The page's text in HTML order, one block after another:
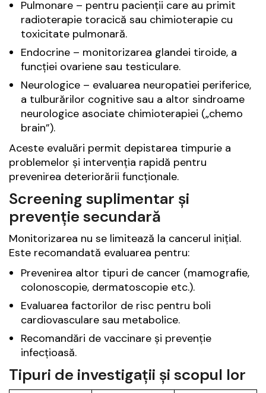
Pulmonare – pentru pacienții care au primit
radioterapie toracică sau chimioterapie cu
toxicitate pulmonară.
Endocrine – monitorizarea glandei tiroide, a
funcției ovariene sau testiculare.
Neurologice – evaluarea neuropatiei periferice,
a tulburărilor cognitive sau a altor sindroame
neurologice asociate chimioterapiei („chemo
brain”).
Aceste evaluări permit depistarea timpurie a
problemelor și intervenția rapidă pentru
prevenirea deteriorării funcționale.
Screening suplimentar și
prevenție secundară
Monitorizarea nu se limitează la cancerul inițial.
Este recomandată evaluarea pentru:
Prevenirea altor tipuri de cancer (mamografie,
colonoscopie, dermatoscopie etc.).
Evaluarea factorilor de risc pentru boli
cardiovasculare sau metabolice.
Recomandări de vaccinare și prevenție
infecțioasă.
Tipuri de investigații și scopul lor